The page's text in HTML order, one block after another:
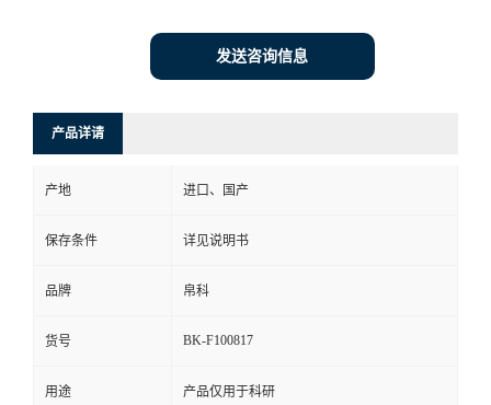
发送咨询信息
产品详请
产地 进口、国产
保存条件 详见说明书
品牌 帛科
货号 BK-F100817
用途 产品仅用于科研